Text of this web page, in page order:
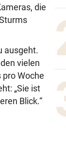
die
ausgeht.
vielen
Woche
„Sie ist
Blick.“